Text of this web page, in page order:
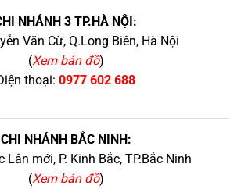
NHÁNH 3 TP.HÀ NỘI:
Văn Cừ, Q.Long Biên, Hà Nội
(Xem bản đồ)
thoại: 0977 602 688
CHI NHÁNH BẮC NINH:
Lân mới, P. Kinh Bắc, TP.Bắc Ninh
(Xem bản đồ)